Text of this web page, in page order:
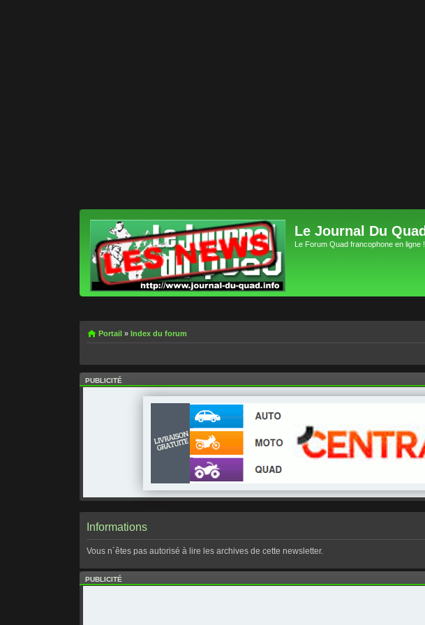
Le Journal Du Quad
Le Forum Quad francophone en ligne !
Portail »Index du forum
PUBLICITÉ
Informations
Vous n´êtes pas autorisé à lire les archives de cette newsletter.
PUBLICITÉ